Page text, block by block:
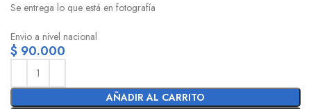
Se entrega lo que está en fotografía
Envio a nivel nacional
$ 90.000
AÑADIR AL CARRITO